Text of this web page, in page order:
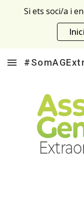
Si ets soci/a i